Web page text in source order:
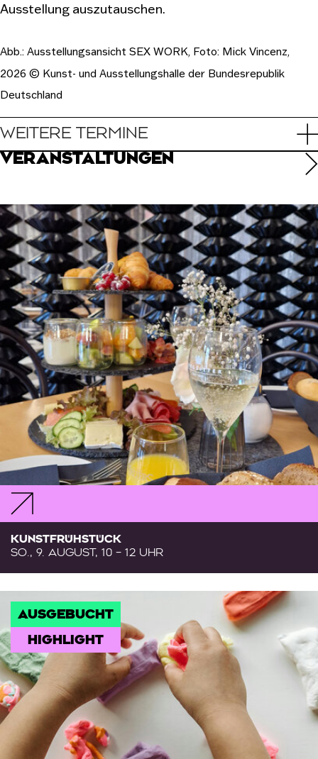
Ausstellung auszutauschen.
Abb.: Ausstellungsansicht SEX WORK, Foto: Mick Vincenz,
2026 © Kunst- und Ausstellungshalle der Bundesrepublik
Deutschland
WEITERE TERMINE
VERANSTALTUNGEN
KUNSTFRÜHSTÜCK
SO., 9. AUGUST, 10 – 12 UHR
AUSGEBUCHT
HIGHLIGHT